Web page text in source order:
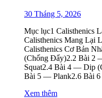
30 Tháng 5, 2026
Mục lục1 Calisthenics
Calisthenics Mang Lại
Calisthenics Cơ Bản
(Chống Đẩy)2.2 Bài 2
Squat2.4 Bài 4 — Dip
Bài 5 — Plank2.6 Bài
Xem thêm